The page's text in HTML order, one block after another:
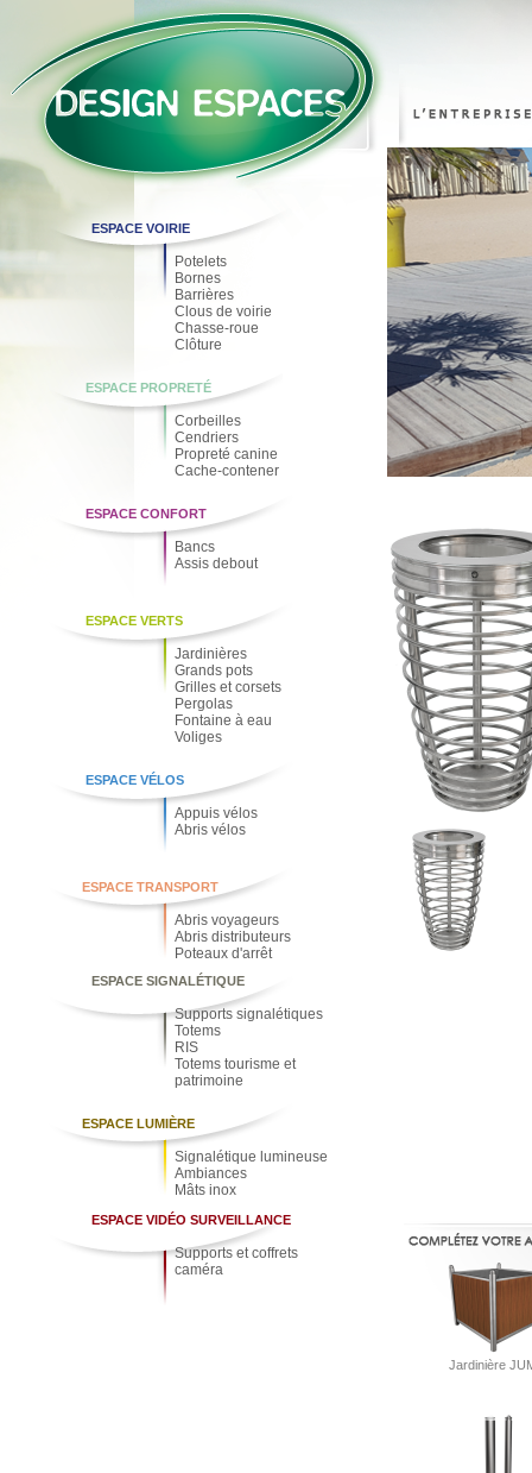
ESPACE VOIRIE
Potelets
Bornes
Barrières
Clous de voirie
Chasse-roue
Clôture
ESPACE PROPRETÉ
Corbeilles
Cendriers
Propreté canine
Cache-contener
ESPACE CONFORT
Bancs
Assis debout
ESPACE VERTS
Jardinières
Grands pots
Grilles et corsets
Pergolas
Fontaine à eau
Voliges
ESPACE VÉLOS
Appuis vélos
Abris vélos
ESPACE TRANSPORT
Abris voyageurs
Abris distributeurs
Poteaux d'arrêt
ESPACE SIGNALÉTIQUE
Supports signalétiques
Totems
RIS
Totems tourisme et
patrimoine
ESPACE LUMIÈRE
Signalétique lumineuse
Ambiances
Mâts inox
ESPACE VIDÉO SURVEILLANCE
Supports et coffrets
caméra
Jardinière